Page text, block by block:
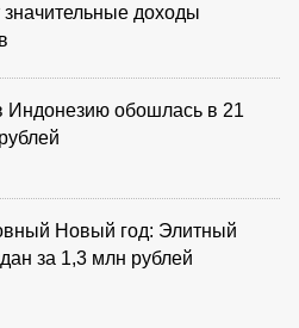
доходы
Индонезию обошлась в 21
Новый год: Элитный
за 1,3 млн рублей